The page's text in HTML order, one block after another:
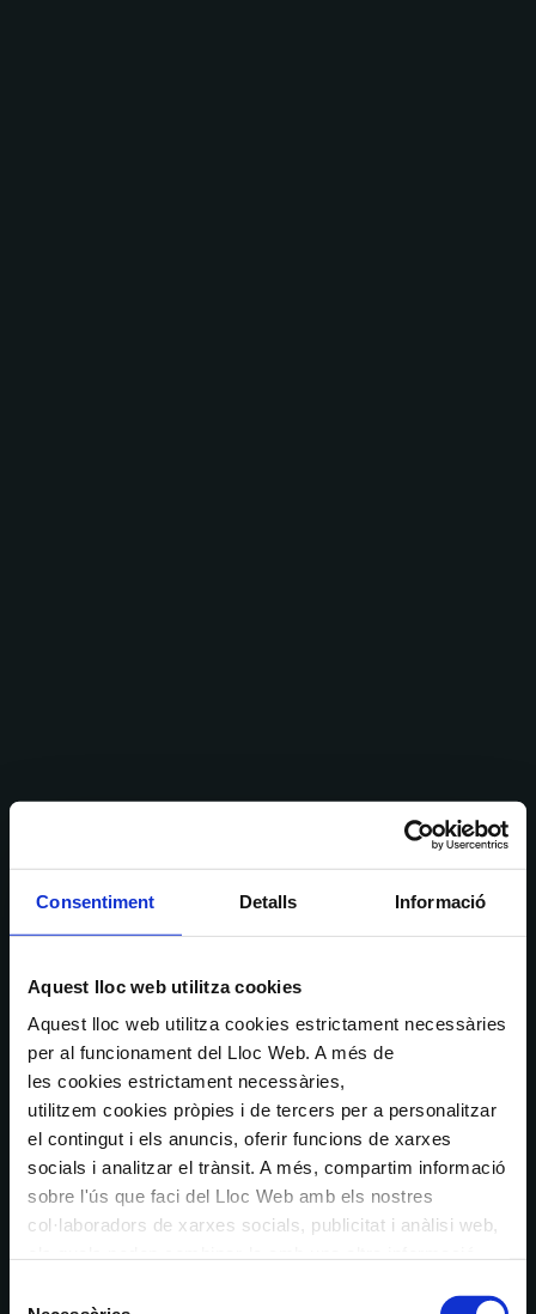
Consentiment Detalls Informació
Aquest lloc web utilitza cookies
Aquest lloc web utilitza cookies estrictament necessàries
per al funcionament del Lloc Web. A més de
les cookies estrictament necessàries,
utilitzem cookies pròpies i de tercers per a personalitzar
el contingut i els anuncis, oferir funcions de xarxes
socials i analitzar el trànsit. A més, compartim informació
sobre l'ús que faci del Lloc Web amb els nostres
col·laboradors de xarxes socials, publicitat i anàlisi web,